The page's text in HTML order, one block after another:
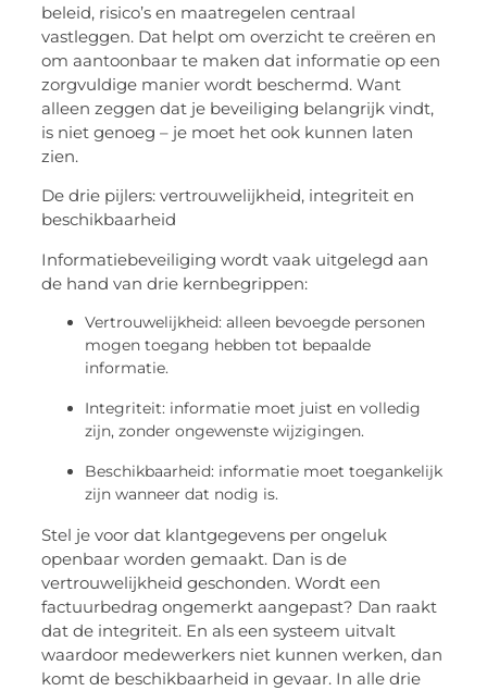
beleid, risico’s en maatregelen centraal
vastleggen. Dat helpt om overzicht te creëren en
om aantoonbaar te maken dat informatie op een
zorgvuldige manier wordt beschermd. Want
alleen zeggen dat je beveiliging belangrijk vindt,
is niet genoeg – je moet het ook kunnen laten
zien.
De drie pijlers: vertrouwelijkheid, integriteit en
beschikbaarheid
Informatiebeveiliging wordt vaak uitgelegd aan
de hand van drie kernbegrippen:
Vertrouwelijkheid: alleen bevoegde personen
mogen toegang hebben tot bepaalde
informatie.
Integriteit: informatie moet juist en volledig
zijn, zonder ongewenste wijzigingen.
Beschikbaarheid: informatie moet toegankelijk
zijn wanneer dat nodig is.
Stel je voor dat klantgegevens per ongeluk
openbaar worden gemaakt. Dan is de
vertrouwelijkheid geschonden. Wordt een
factuurbedrag ongemerkt aangepast? Dan raakt
dat de integriteit. En als een systeem uitvalt
waardoor medewerkers niet kunnen werken, dan
komt de beschikbaarheid in gevaar. In alle drie